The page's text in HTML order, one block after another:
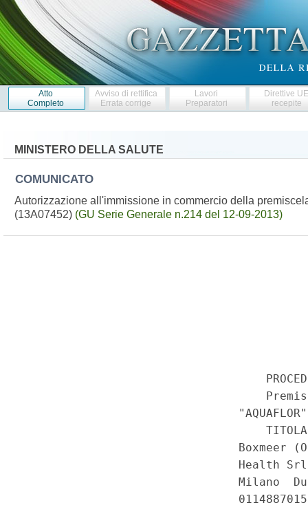
Atto
Completo
Avviso di rettifica
Errata corrige
Lavori
Preparatori
Direttive
recepite
MINISTERO DELLA SALUTE
COMUNICATO
Autorizzazione all'immissione in commercio della
(13A07452) (GU Serie Generale n.214 del 12-09-2013)